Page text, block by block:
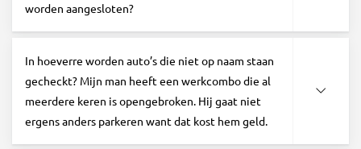
worden aangesloten?
In hoeverre worden auto’s die niet op naam staan
gecheckt? Mijn man heeft een werkcombo die al
meerdere keren is opengebroken. Hij gaat niet
ergens anders parkeren want dat kost hem geld.